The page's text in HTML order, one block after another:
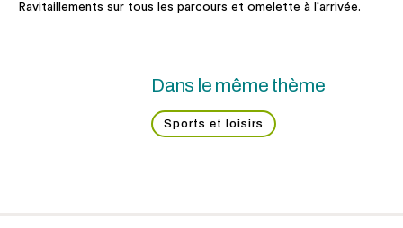
Ravitaillements sur tous les parcours et omelette à l'arrivée.
Dans le même thème
Sports et loisirs